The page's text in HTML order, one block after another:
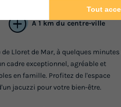
A 1 km du centre-ville
Lloret de Mar, à quelques minutes
cadre exceptionnel, agréable et
en famille. Profitez de l'espace
jacuzzi pour votre bien-être.